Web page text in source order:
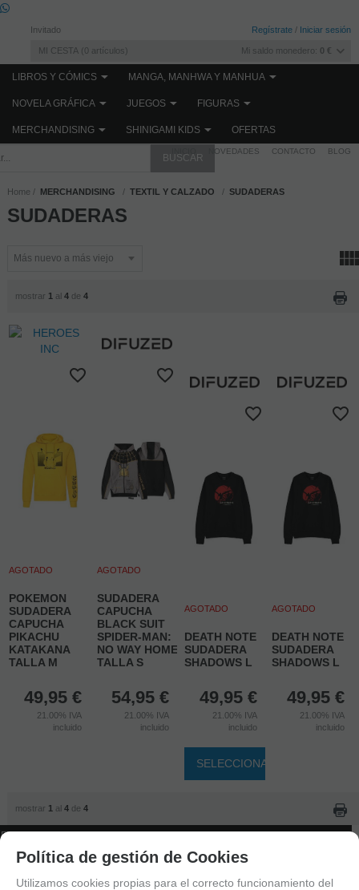
Invitado Regístrate / Iniciar sesión
MI CESTA 0 artículos Mi saldo monedero: 0 €
NOVEDADES CONTACTO BLOG
LIBROS Y CÓMICS MANGA, MANHWA Y MANHUA
NOVELA GRÁFICA JUEGOS FIGURAS
MERCHANDISING SHINIGAMI KIDS OFERTAS
Home MERCHANDISING TEXTIL Y CALZADO SUDADERAS
SUDADERAS
mostrar 1 al 4de 4
AGOTADO
POKEMON
SUDADERA
CAPUCHA
PIKACHU
KATAKANA
TALLA M
49,95 €
21.00% IVA
incluido
AGOTADO
SUDADERA
CAPUCHA
BLACK SUIT
SPIDER-MAN:
NO WAY HOME
TALLA S
54,95 €
21.00% IVA
incluido
AGOTADO
DEATH NOTE
SUDADERA
SHADOWS L
49,95 €
21.00% IVA
incluido
SELECCIONAR
AGOTADO
DEATH NOTE
SUDADERA
SHADOWS L
49,95 €
21.00% IVA
incluido
mostrar 1 al 4de 4
FILTROS
Política de gestión de Cookies
Utilizamos cookies propias para el correcto funcionamiento del